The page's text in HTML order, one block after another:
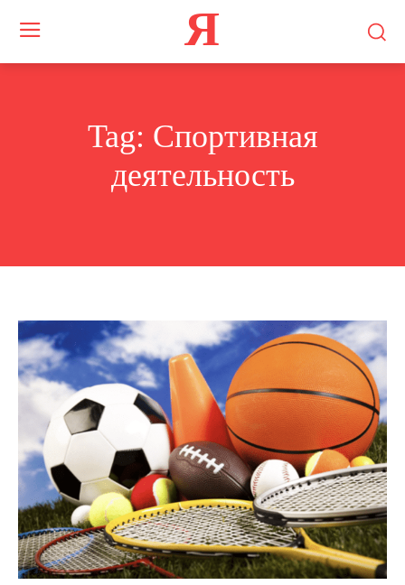
Я
Tag: Спортивная
деятельность